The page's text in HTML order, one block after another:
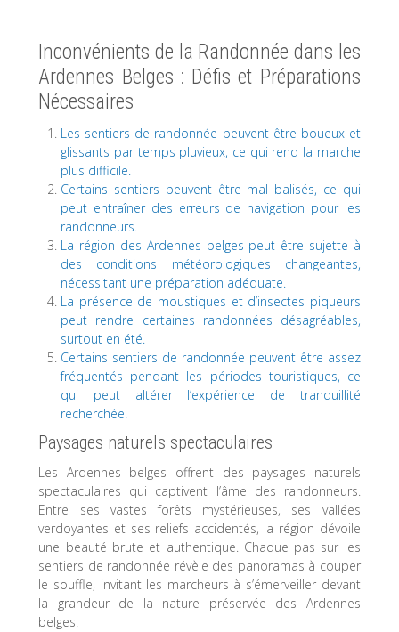
Inconvénients de la Randonnée dans les
Ardennes Belges : Défis et Préparations
Nécessaires
Les sentiers de randonnée peuvent être boueux et
glissants par temps pluvieux, ce qui rend la marche
plus difficile.
Certains sentiers peuvent être mal balisés, ce qui
peut entraîner des erreurs de navigation pour les
randonneurs.
La région des Ardennes belges peut être sujette à
des conditions météorologiques changeantes,
nécessitant une préparation adéquate.
La présence de moustiques et d’insectes piqueurs
peut rendre certaines randonnées désagréables,
surtout en été.
Certains sentiers de randonnée peuvent être assez
fréquentés pendant les périodes touristiques, ce
qui peut altérer l’expérience de tranquillité
recherchée.
Paysages naturels spectaculaires
Les Ardennes belges offrent des paysages naturels
spectaculaires qui captivent l’âme des randonneurs.
Entre ses vastes forêts mystérieuses, ses vallées
verdoyantes et ses reliefs accidentés, la région dévoile
une beauté brute et authentique. Chaque pas sur les
sentiers de randonnée révèle des panoramas à couper
le souffle, invitant les marcheurs à s’émerveiller devant
la grandeur de la nature préservée des Ardennes
belges.